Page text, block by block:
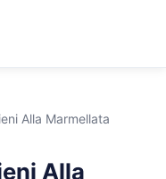
Alla Marmellata
Alla